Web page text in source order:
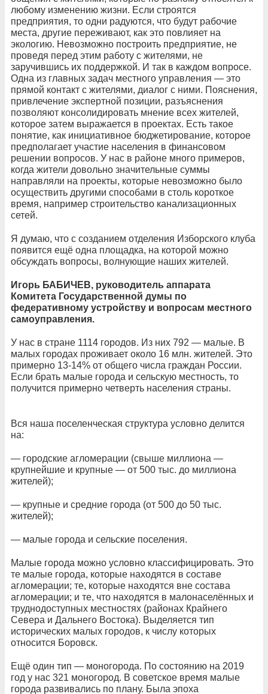
любому изменению жизни. Если строятся
предприятия, то одни радуются, что будут рабочие
места, другие переживают, как это повлияет на
экологию. Невозможно построить предприятие, не
проведя перед этим работу с жителями, не
заручившись их поддержкой. И так в каждом вопросе.
Одна из главных задач местного управления — это
прямой контакт с жителями, диалог с ними. Пояснения,
привлечение экспертной позиции, разъяснения
позволяют консолидировать мнение всех жителей,
которое затем выражается в проектах. Есть такое
понятие, как инициативное бюджетирование, которое
предполагает участие населения в финансовом
решении вопросов. У нас в районе много примеров,
когда жители довольно значительные суммы
направляли на проекты, которые невозможно было
осуществить другими способами в столь короткое
время, например строительство канализационных
сетей.
Я думаю, что с созданием отделения Изборского клуба
появится ещё одна площадка, на которой можно
обсуждать вопросы, волнующие наших жителей.
Игорь БАБИЧЕВ, руководитель аппарата
Комитета Государственной думы по
федеративному устройству и вопросам местного
самоуправления.
У нас в стране 1114 городов. Из них 792 — малые. В
малых городах проживает около 16 млн. жителей. Это
примерно 13-14% от общего числа граждан России.
Если брать малые города и сельскую местность, то
получится примерно четверть населения страны.
Вся наша поселенческая структура условно делится
на:
— городские агломерации (свыше миллиона —
крупнейшие и крупные — от 500 тыс. до миллиона
жителей);
— крупные и средние города (от 500 до 50 тыс.
жителей);
— малые города и сельские поселения.
Малые города можно условно классифицировать. Это
те малые города, которые находятся в составе
агломерации; те, которые находятся вне состава
агломерации; и те, что находятся в малонаселённых и
труднодоступных местностях (районах Крайнего
Севера и Дальнего Востока). Выделяется тип
исторических малых городов, к числу которых
относится Боровск.
Ещё один тип — моногорода. По состоянию на 2019
год у нас 321 моногород. В советское время малые
города развивались по плану. Была эпоха